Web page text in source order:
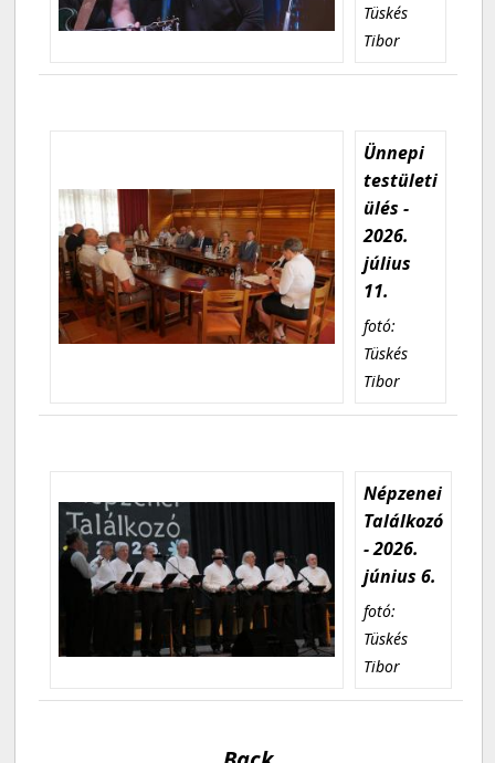
Tüskés
Tibor
Ünnepi
testületi
ülés -
2026.
július
11.
fotó:
Tüskés
Tibor
Népzenei
Találkozó
- 2026.
június 6.
fotó:
Tüskés
Tibor